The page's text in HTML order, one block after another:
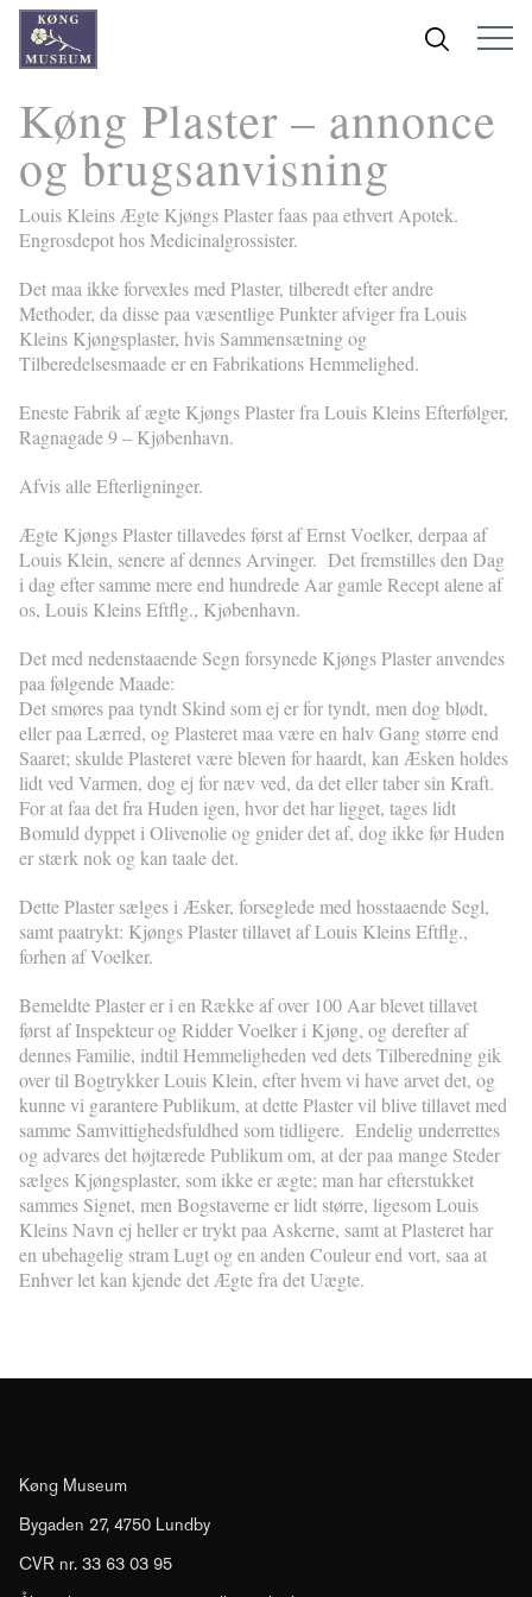
Køng Plaster – annonce
og brugsanvisning
Louis Kleins Ægte Kjøngs Plaster faas paa ethvert Apotek.
Engrosdepot hos Medicinalgrossister.
Det maa ikke forvexles med Plaster, tilberedt efter andre
Methoder, da disse paa væsentlige Punkter afviger fra Louis
Kleins Kjøngsplaster, hvis Sammensætning og
Tilberedelsesmaade er en Fabrikations Hemmelighed.
Eneste Fabrik af ægte Kjøngs Plaster fra Louis Kleins Efterfølger,
Ragnagade 9 – Kjøbenhavn.
Afvis alle Efterligninger.
Ægte Kjøngs Plaster tillavedes først af Ernst Voelker, derpaa af
Louis Klein, senere af dennes Arvinger. Det fremstilles den Dag
i dag efter samme mere end hundrede Aar gamle Recept alene af
os, Louis Kleins Eftflg., Kjøbenhavn.
Det med nedenstaaende Segn forsynede Kjøngs Plaster anvendes
paa følgende Maade:
Det smøres paa tyndt Skind som ej er for tyndt, men dog blødt,
eller paa Lærred, og Plasteret maa være en halv Gang større end
Saaret; skulde Plasteret være bleven for haardt, kan Æsken holdes
lidt ved Varmen, dog ej for næv ved, da det eller taber sin Kraft.
For at faa det fra Huden igen, hvor det har ligget, tages lidt
Bomuld dyppet i Olivenolie og gnider det af, dog ikke før Huden
er stærk nok og kan taale det.
Dette Plaster sælges i Æsker, forseglede med hosstaaende Segl,
samt paatrykt: Kjøngs Plaster tillavet af Louis Kleins Eftflg.,
forhen af Voelker.
Bemeldte Plaster er i en Række af over 100 Aar blevet tillavet
først af Inspekteur og Ridder Voelker i Kjøng, og derefter af
dennes Familie, indtil Hemmeligheden ved dets Tilberedning gik
over til Bogtrykker Louis Klein, efter hvem vi have arvet det, og
kunne vi garantere Publikum, at dette Plaster vil blive tillavet med
samme Samvittighedsfuldhed som tidligere. Endelig underrettes
og advares det højtærede Publikum om, at der paa mange Steder
sælges Kjøngsplaster, som ikke er ægte; man har efterstukket
sammes Signet, men Bogstaverne er lidt større, ligesom Louis
Kleins Navn ej heller er trykt paa Askerne, samt at Plasteret har
en ubehagelig stram Lugt og en anden Couleur end vort, saa at
Enhver let kan kjende det Ægte fra det Uægte.
Køng Museum
Bygaden 27, 4750 Lundby
CVR nr. 33 63 03 95